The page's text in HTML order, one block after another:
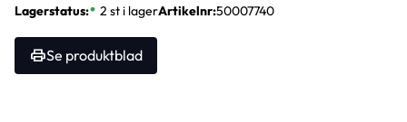
Lagerstatus 2 st i lagerArtikelnr 50007740
Se produktblad